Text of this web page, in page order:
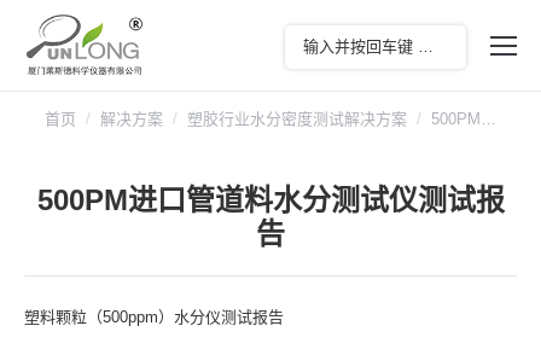
您在这里：
首页 解决方案 塑胶行业水分密度测试解决方案 500PM…
500PM进口管道料水分测试仪测试报
告
塑料颗粒（500ppm）水分仪测试报告